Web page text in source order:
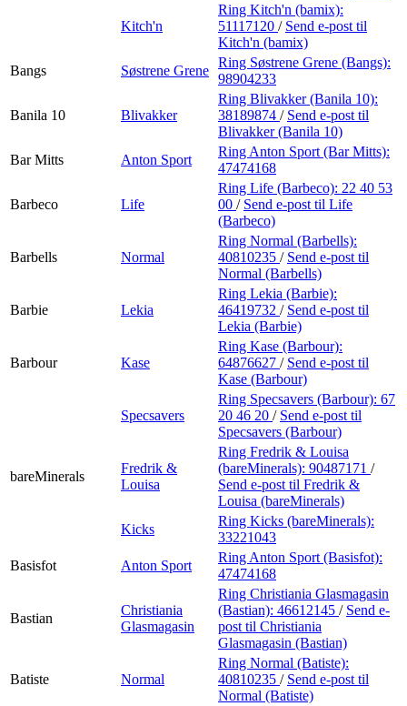
Kitch'n
Ring Kitch'n (bamix):
51117120 / Send e-post til
Kitch'n (bamix)
Bangs
Søstrene Grene
Ring Søstrene Grene (Bangs):
98904233
Banila 10 Blivakker
Ring Blivakker (Banila 10):
38189874 / Send e-post til
Blivakker (Banila 10)
Bar Mitts
Anton Sport
Ring Anton Sport (Bar Mitts):
47474168
Barbeco Life
Ring Life (Barbeco): 22 40 53
00 / Send e-post til Life
(Barbeco)
Barbells Normal
Ring Normal (Barbells):
40810235 / Send e-post til
Normal (Barbells)
Barbie Lekia
Ring Lekia (Barbie):
46419732 / Send e-post til
Lekia (Barbie)
Barbour Kase
Ring Kase (Barbour):
64876627 / Send e-post til
Kase (Barbour)
Specsavers
Ring Specsavers (Barbour): 67
20 46 20 / Send e-post til
Specsavers (Barbour)
bareMinerals
Fredrik &
Louisa
Ring Fredrik & Louisa
(bareMinerals): 90487171 /
Send e-post til Fredrik &
Louisa (bareMinerals)
Kicks
Ring Kicks (bareMinerals):
33221043
Basisfot
Anton Sport
Ring Anton Sport (Basisfot):
47474168
Bastian
Christiania
Glasmagasin
Ring Christiania Glasmagasin
(Bastian): 46612145 / Send e-
post til Christiania
Glasmagasin (Bastian)
Batiste Normal
Ring Normal (Batiste):
40810235 / Send e-post til
Normal (Batiste)